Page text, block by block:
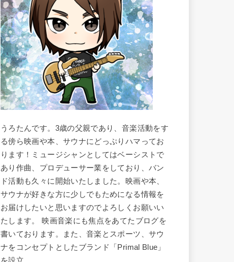
うろたんです。3歳の父親であり、音楽活動をす
る傍ら映画や本、サウナにどっぷりハマってお
ります！ミュージシャンとしてはベーシストで
あり作曲、プロデューサー業をしており、バン
ド活動も久々に開始いたしました。映画や本、
サウナが好きな方に少しでもためになる情報を
お届けしたいと思いますのでよろしくお願いい
たします。 映画音楽にも焦点をあてたブログを
書いております。また、音楽とスポーツ、サウ
ナをコンセプトとしたブランド「Primal Blue」